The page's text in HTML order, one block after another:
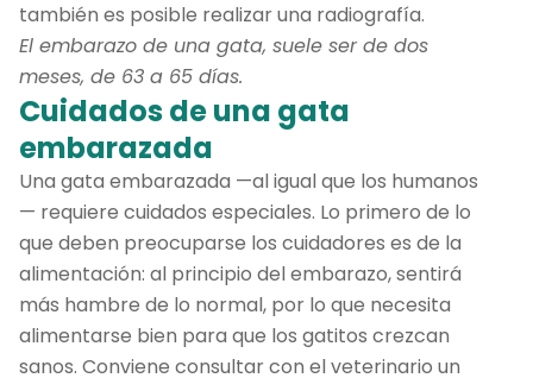
también es posible realizar una radiografía.
El embarazo de una gata, suele ser de dos
meses, de 63 a 65 días.
Cuidados de una gata
embarazada
Una gata embarazada —al igual que los humanos
— requiere cuidados especiales. Lo primero de lo
que deben preocuparse los cuidadores es de la
alimentación: al principio del embarazo, sentirá
más hambre de lo normal, por lo que necesita
alimentarse bien para que los gatitos crezcan
sanos. Conviene consultar con el veterinario un